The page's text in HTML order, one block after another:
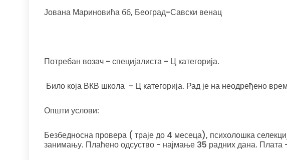
Јована Мариновића бб, Београд-Савски венац
Потребан возач - специјалиста - Ц категорија.
Било која ВКВ школа - Ц категорија. Рад је на неодређено
Општи услови:
Безбедносна провера ( траје до 4 месеца), психолошка
занимању. Плаћено одсуство - најмање 35 радних дана.